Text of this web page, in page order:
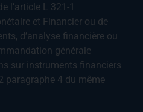
l’article L 321-1
et Financier ou de
d’analyse financière ou
générale
sur instruments financiers
paragraphe 4 du même